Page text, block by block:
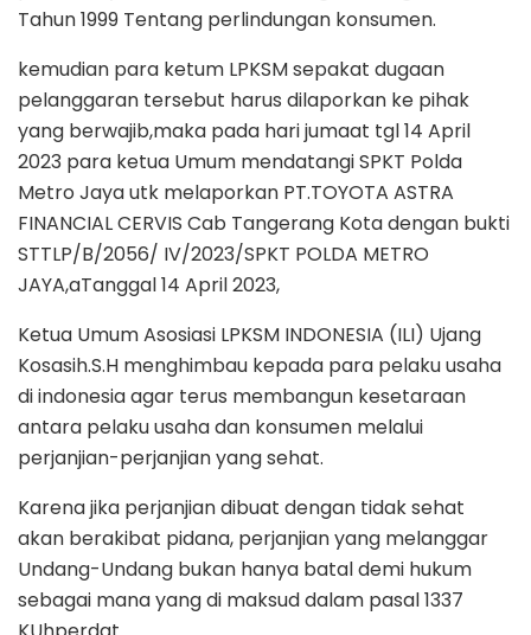
Tahun 1999 Tentang perlindungan konsumen.
kemudian para ketum LPKSM sepakat dugaan
pelanggaran tersebut harus dilaporkan ke pihak
yang berwajib,maka pada hari jumaat tgl 14 April
2023 para ketua Umum mendatangi SPKT Polda
Metro Jaya utk melaporkan PT.TOYOTA ASTRA
FINANCIAL CERVIS Cab Tangerang Kota dengan bukti
STTLP/B/2056/ IV/2023/SPKT POLDA METRO
JAYA,aTanggal 14 April 2023,
Ketua Umum Asosiasi LPKSM INDONESIA (ILI) Ujang
Kosasih.S.H menghimbau kepada para pelaku usaha
di indonesia agar terus membangun kesetaraan
antara pelaku usaha dan konsumen melalui
perjanjian-perjanjian yang sehat.
Karena jika perjanjian dibuat dengan tidak sehat
akan berakibat pidana, perjanjian yang melanggar
Undang-Undang bukan hanya batal demi hukum
sebagai mana yang di maksud dalam pasal 1337